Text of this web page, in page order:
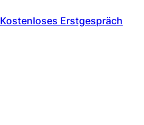
Kostenloses Erstgespräch